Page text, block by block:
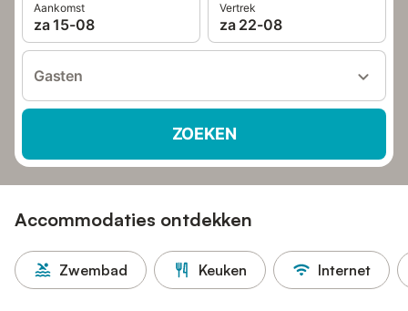
Aankomst
za 15-08
Vertrek
za 22-08
Gasten
ZOEKEN
Accommodaties ontdekken
Zwembad Keuken Internet